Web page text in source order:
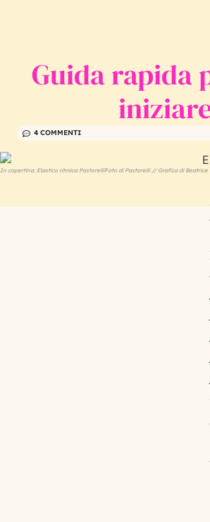
Guida rapida
4 COMMENTI
In copertina: Elastico ritmica PastorelliFoto di Pastorelli // Grafica di Beatrice